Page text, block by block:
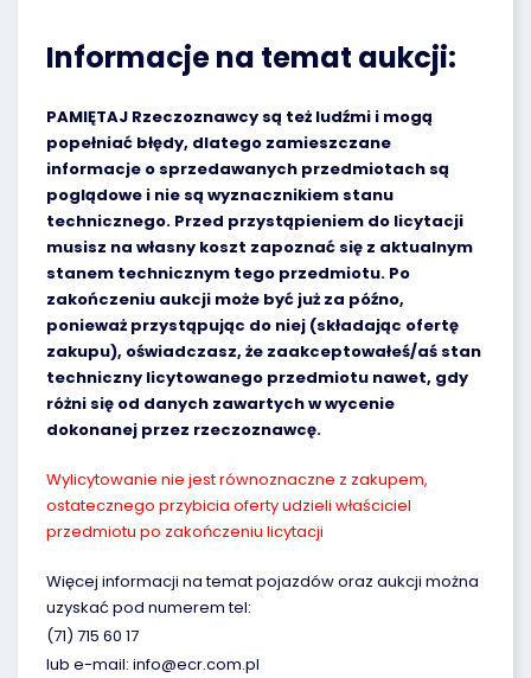
Informacje na temat aukcji:
PAMIĘTAJ Rzeczoznawcy są też ludźmi i mogą
popełniać błędy, dlatego zamieszczane
informacje o sprzedawanych przedmiotach są
poglądowe i nie są wyznacznikiem stanu
technicznego. Przed przystąpieniem do licytacji
musisz na własny koszt zapoznać się z aktualnym
stanem technicznym tego przedmiotu. Po
zakończeniu aukcji może być już za późno,
ponieważ przystąpując do niej (składając ofertę
zakupu), oświadczasz, że zaakceptowałeś/aś stan
techniczny licytowanego przedmiotu nawet, gdy
różni się od danych zawartych w wycenie
dokonanej przez rzeczoznawcę.
Wylicytowanie nie jest równoznaczne z zakupem,
ostatecznego przybicia oferty udzieli właściciel
przedmiotu po zakończeniu licytacji
Więcej informacji na temat pojazdów oraz aukcji można
uzyskać pod numerem tel:
(71) 715 60 17
lub e-mail: info@ecr.com.pl